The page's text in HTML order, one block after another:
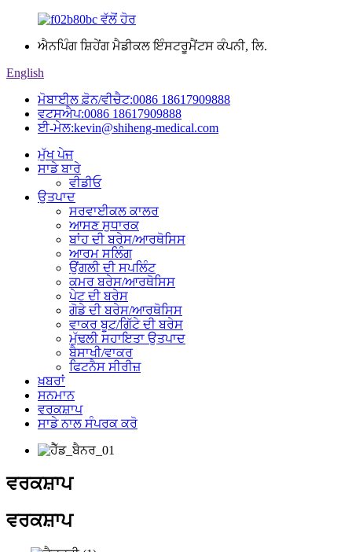
ਐਨਪਿੰਗ ਸ਼ਿਹੇਂਗ ਮੈਡੀਕਲ ਇੰਸਟਰੂਮੈਂਟਸ ਕੰਪਨੀ, ਲਿ.
English
ਮੋਬਾਈਲ ਫ਼ੋਨ/ਵੀਚੈਟ:0086 18617909888
ਵਟਸਐਪ:0086 18617909888
ਈ-ਮੇਲ:kevin@shiheng-medical.com
ਮੁੱਖ ਪੇਜ
ਸਾਡੇ ਬਾਰੇ
ਵੀਡੀਓ
ਉਤਪਾਦ
ਸਰਵਾਈਕਲ ਕਾਲਰ
ਆਸਣ ਸੁਧਾਰਕ
ਬਾਂਹ ਦੀ ਬਰੇਸ/ਆਰਥੋਸਿਸ
ਆਰਮ ਸਲਿੰਗ
ਉਂਗਲੀ ਦੀ ਸਪਲਿੰਟ
ਕਮਰ ਬਰੇਸ/ਆਰਥੋਸਿਸ
ਪੇਟ ਦੀ ਬਰੇਸ
ਗੋਡੇ ਦੀ ਬਰੇਸ/ਆਰਥੋਸਿਸ
ਵਾਕਰ ਬੂਟ/ਗਿੱਟੇ ਦੀ ਬਰੇਸ
ਮੁੱਢਲੀ ਸਹਾਇਤਾ ਉਤਪਾਦ
ਬੈਸਾਖੀ/ਵਾਕਰ
ਫਿਟਨੈਸ ਸੀਰੀਜ਼
ਖ਼ਬਰਾਂ
ਸਨਮਾਨ
ਵਰਕਸ਼ਾਪ
ਸਾਡੇ ਨਾਲ ਸੰਪਰਕ ਕਰੋ
ਵਰਕਸ਼ਾਪ
ਵਰਕਸ਼ਾਪ